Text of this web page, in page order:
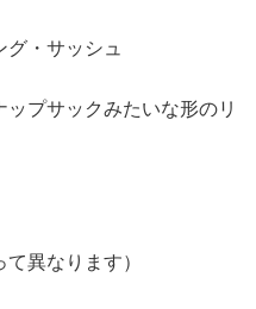
グ・サッシュ
ップサックみたいな形のリ
異なります）